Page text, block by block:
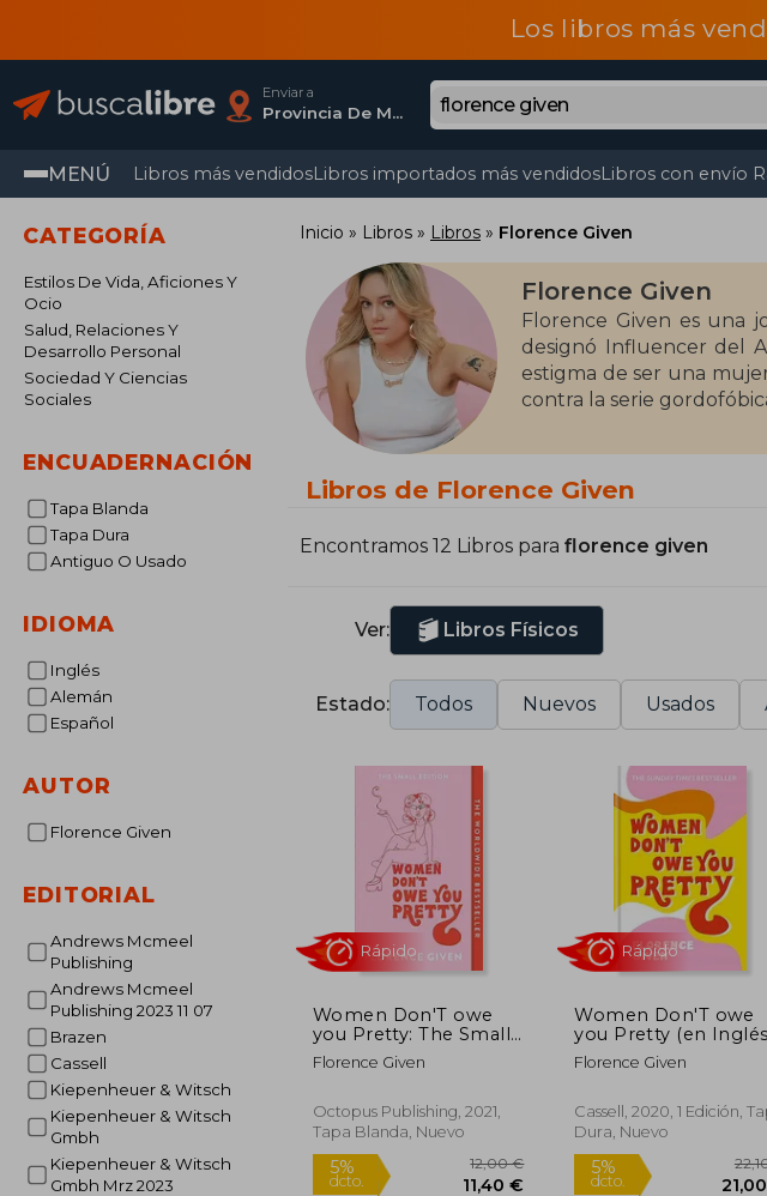
Los libros más
Enviar a
Provincia De Madrid
MENÚ Libros más vendidosLibros importados más vendidosLibros con envío
CATEGORÍA
Estilos De Vida, Aficiones Y
Ocio
Salud, Relaciones Y
Desarrollo Personal
Sociedad Y Ciencias
Sociales
ENCUADERNACIÓN
Tapa Blanda
Tapa Dura
Antiguo O Usado
IDIOMA
Inglés
Alemán
Español
AUTOR
Florence Given
EDITORIAL
Andrews Mcmeel
Publishing
Andrews Mcmeel
Publishing 2023 11 07
Brazen
Cassell
Kiepenheuer & Witsch
Kiepenheuer & Witsch
Gmbh
Kiepenheuer & Witsch
Gmbh Mrz 2023
Inicio Libros Libros Florence Given
Florence Given
Florence Given es una
designó Influencer del
estigma de ser una
contra la serie
Libros de Florence Given
Encontramos 12 Libros para florence given
Ver: Libros Físicos
Estado: Todos Nuevos Usados
Women Don'T owe
you Pretty: The Small
Edition (en Inglés)
Florence Given
Octopus Publishing, 2021,
Tapa Blanda, Nuevo
Rápido
Women Don'T owe
you Pretty (en
Florence Given
Cassell, 2020, 1 Edición,
Dura, Nuevo